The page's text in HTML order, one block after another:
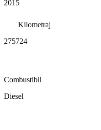
2015
Kilometraj
275724
Combustibil
Diesel